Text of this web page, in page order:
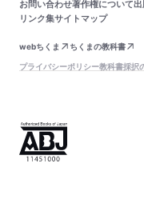
お問い合わせ著作権について
リンク集サイトマップ
webちくま
ちくまの教科書
プライバシーポリシー教科書採択